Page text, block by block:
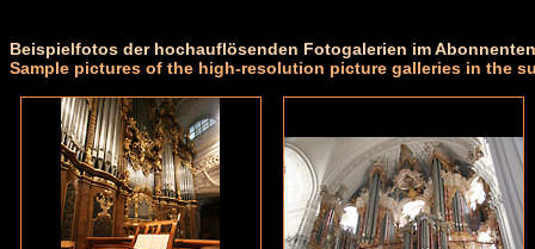
Beispielfotos der hochauflösenden Fotogalerien im
Sample pictures of the high-resolution picture galleries in the